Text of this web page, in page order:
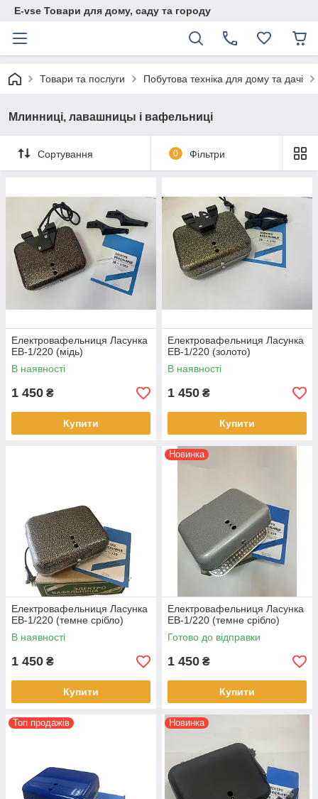
E-vse Товари для дому, саду та городу
Товари та послуги Побутова техніка для дому та дачі
Млинниці, лавашницы і вафельниці
Сортування 0 Фільтри
Електровафельниця Ласунка
ЕВ-1/220 (мідь)
В наявності
1 450 ₴
Купити
Електровафельниця Ласунка
ЕВ-1/220 (золото)
В наявності
1 450 ₴
Купити
Електровафельниця Ласунка
ЕВ-1/220 (темне срібло)
В наявності
1 450 ₴
Купити
Новинка
Електровафельниця Ласунка
ЕВ-1/220 (темне срібло)
Готово до відправки
1 450 ₴
Купити
Топ продажів Новинка